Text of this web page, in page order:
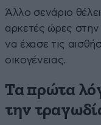
Άλλο σενάριο
αρκετές ώρες στην
να έχασε τις
οικογένειας.
Τα πρώτα
την